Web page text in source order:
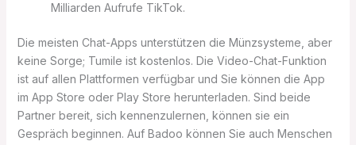
Milliarden Aufrufe TikTok.
Die meisten Chat-Apps unterstützen die Münzsysteme, aber
keine Sorge; Tumile ist kostenlos. Die Video-Chat-Funktion
ist auf allen Plattformen verfügbar und Sie können die App
im App Store oder Play Store herunterladen. Sind beide
Partner bereit, sich kennenzulernen, können sie ein
Gespräch beginnen. Auf Badoo können Sie auch Menschen